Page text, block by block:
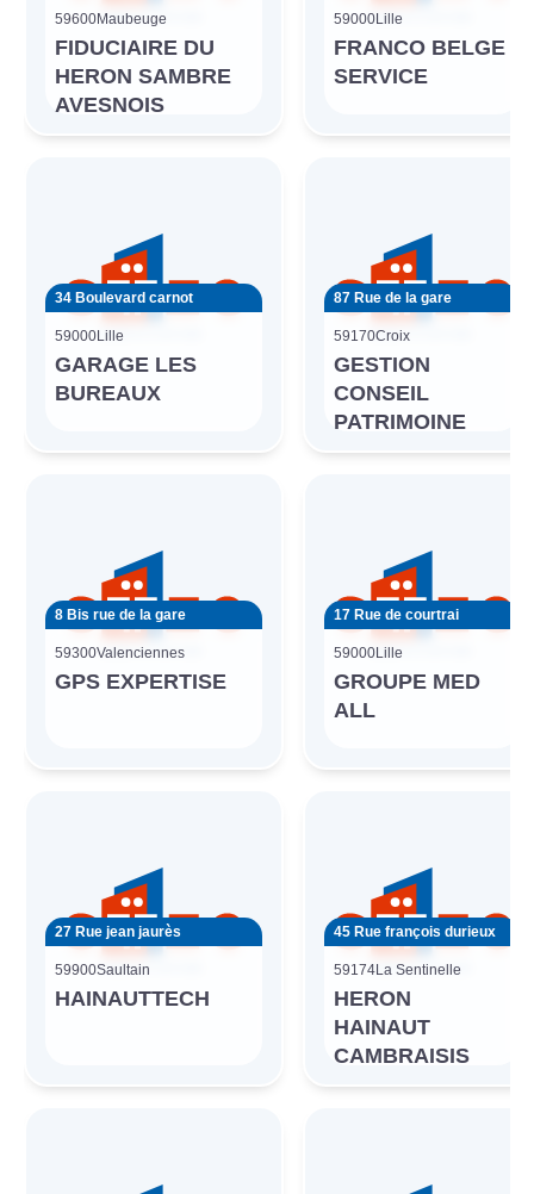
59600Maubeuge
FIDUCIAIRE DU
HERON SAMBRE
AVESNOIS
59000Lille
FRANCO BELGE
SERVICE
34 Boulevard carnot
59000Lille
GARAGE LES
BUREAUX
87 Rue de la gare
59170Croix
GESTION
CONSEIL
PATRIMOINE
8 Bis rue de la gare
59300Valenciennes
GPS EXPERTISE
17 Rue de courtrai
59000Lille
GROUPE MED
ALL
27 Rue jean jaurès
59900Saultain
HAINAUTTECH
45 Rue françois durieux
59174La Sentinelle
HERON
HAINAUT
CAMBRAISIS